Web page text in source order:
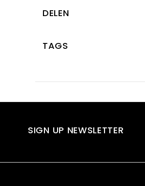
DELEN
TAGS
SIGN UP NEWSLETTER